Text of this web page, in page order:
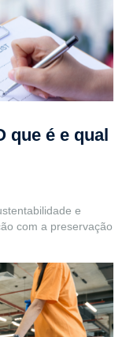
que é e qual
e
com a preservação